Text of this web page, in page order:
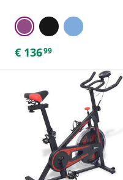
€ 13699